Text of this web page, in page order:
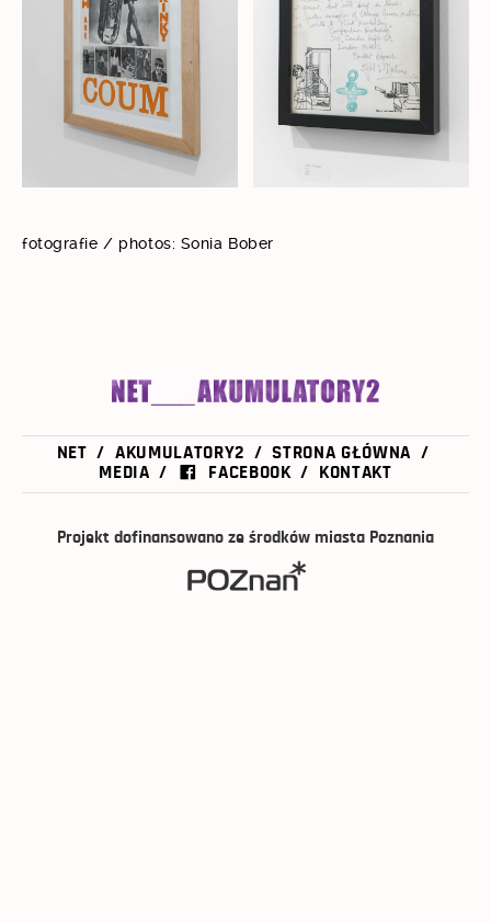
fotografie / photos: Sonia Bober
NET AKUMULATORY2
STRONA GŁÓWNA
MEDIA
FACEBOOK KONTAKT
Projekt dofinansowano ze środków miasta Poznania